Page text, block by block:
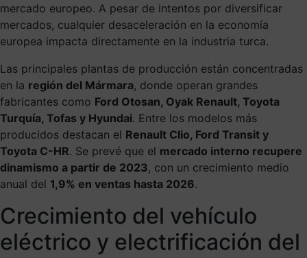
mercado europeo. A pesar de intentos por diversificar
mercados, cualquier desaceleración en la economía
europea impacta directamente en la industria turca.
Las principales plantas de producción están concentradas
en la región del Mármara, donde operan grandes
fabricantes como Ford Otosan, Oyak Renault, Toyota
Turquía, Tofas y Hyundai. Entre los modelos más
producidos destacan el Renault Clio, Ford Transit y
Toyota C-HR. Se prevé que el mercado interno recupere
dinamismo a partir de 2023, con un crecimiento medio
anual del 1,9% en ventas hasta 2026.
Crecimiento del vehículo
eléctrico y electrificación del